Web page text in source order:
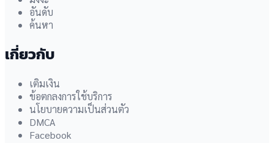
อันดับ
ค้นหา
เกี่ยวกับ
เติมเงิน
ข้อตกลงการใช้บริการ
นโยบายความเป็นส่วนตัว
DMCA
Facebook